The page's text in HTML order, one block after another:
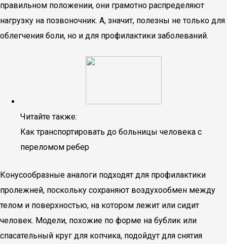
правильном положении, они грамотно распределяют
нагрузку на позвоночник. А, значит, полезны не только для
облегчения боли, но и для профилактики заболеваний.
Читайте также:
Как транспортировать до больницы человека с
переломом ребер
Конусообразные аналоги подходят для профилактики
пролежней, поскольку сохраняют воздухообмен между
телом и поверхностью, на котором лежит или сидит
человек. Модели, похожие по форме на бублик или
спасательный круг для копчика, подойдут для снятия